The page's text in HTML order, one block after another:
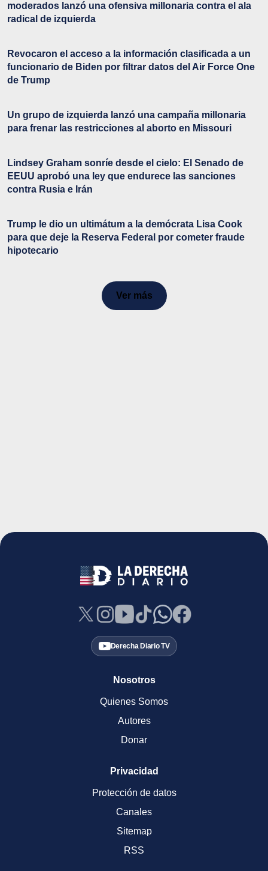
moderados lanzó una ofensiva millonaria contra el ala
radical de izquierda
Revocaron el acceso a la información clasificada a un
funcionario de Biden por filtrar datos del Air Force One
de Trump
Un grupo de izquierda lanzó una campaña millonaria
para frenar las restricciones al aborto en Missouri
Lindsey Graham sonríe desde el cielo: El Senado de
EEUU aprobó una ley que endurece las sanciones
contra Rusia e Irán
Trump le dio un ultimátum a la demócrata Lisa Cook
para que deje la Reserva Federal por cometer fraude
hipotecario
Ver más
Derecha Diario TV
Nosotros
Quienes Somos
Autores
Donar
Privacidad
Protección de datos
Canales
Sitemap
RSS